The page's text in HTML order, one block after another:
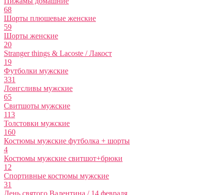
68
Шорты плюшевые женские
59
Шорты женские
20
Stranger things & Lacoste / Лакост
19
Футболки мужские
331
Лонгсливы мужские
65
Свитшоты мужские
113
Толстовки мужские
160
Костюмы мужские футболка + шорты
4
Костюмы мужские свитшот+брюки
12
Спортивные костюмы мужские
31